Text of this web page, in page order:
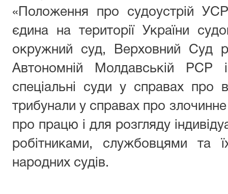
«Положення про судоустрій
єдина на території України
окружний суд, Верховний Суд
Автономній Молдавській
спеціальні суди у справах про
трибунали у справах про
про працю і для розгляду
робітниками, службовцями та
народних судів.